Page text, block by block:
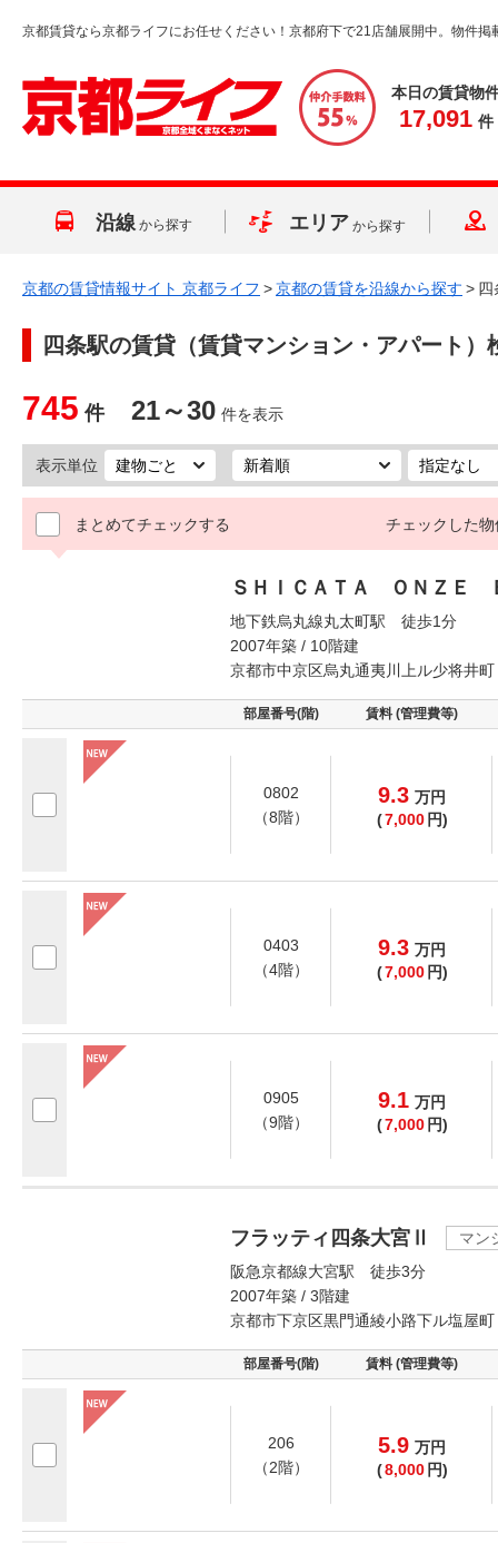
京都賃貸なら京都ライフにお任せください！京都府下で21店舗展開中。物件掲
本日の賃貸物
17,091 件
沿線 から探す エリア から探す
京都の賃貸情報サイト 京都ライフ >京都の賃貸を沿線から探す > 四
四条駅の賃貸（賃貸マンション・アパート）
745 件 21～30 件を表示
表示単位
まとめてチェックする チェックした物
ＳＨＩＣＡＴＡ ＯＮＺＥ
地下鉄烏丸線丸太町駅 徒歩1分
2007年築 / 10階建
京都市中京区烏丸通夷川上ル少将井町
部屋番号(階) 賃料 (管理費等)
0802
（8階）
9.3 万円
(7,000 円)
0403
（4階）
9.3 万円
(7,000 円)
0905
（9階）
9.1 万円
(7,000 円)
フラッティ四条大宮Ⅱ
マン
阪急京都線大宮駅 徒歩3分
2007年築 / 3階建
京都市下京区黒門通綾小路下ル塩屋町
部屋番号(階) 賃料 (管理費等)
206
（2階）
5.9 万円
(8,000 円)